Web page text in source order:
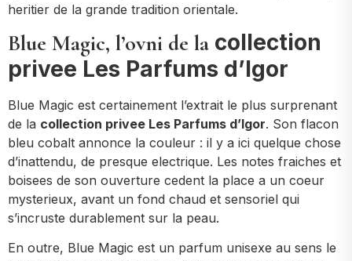
heritier de la grande tradition orientale.
Blue Magic, l’ovni de la collection
privee Les Parfums d’Igor
Blue Magic est certainement l’extrait le plus surprenant
de la collection privee Les Parfums d’Igor. Son flacon
bleu cobalt annonce la couleur : il y a ici quelque chose
d’inattendu, de presque electrique. Les notes fraiches et
boisees de son ouverture cedent la place a un coeur
mysterieux, avant un fond chaud et sensoriel qui
s’incruste durablement sur la peau.
En outre, Blue Magic est un parfum unisexe au sens le